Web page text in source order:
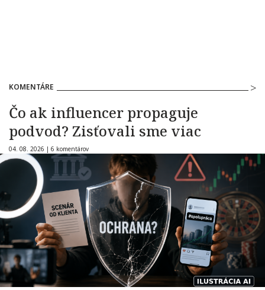
KOMENTÁRE
Čo ak influencer propaguje
podvod? Zisťovali sme viac
04. 08. 2026 | 6 komentárov